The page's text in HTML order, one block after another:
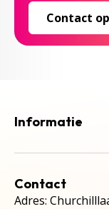
Contact
Informatie
Contact
Adres: